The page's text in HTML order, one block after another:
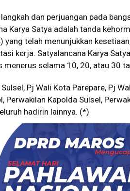
dan perjuangan pada
Karya Satya adalah tanda
yang telah menunjukkan
kerja. Satyalancana Karya
menerus selama 10, 20, atau 30
Pj Wali Kota Parepare, Pj
Perwakilan Kapolda Sulsel,
hadirin lainnya. (*)